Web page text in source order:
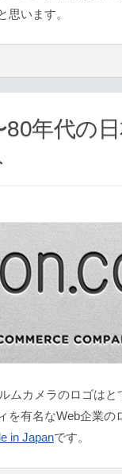
思います。
年代の
ムカメラのロゴはと
を有名なWeb企業の
in Japanです。